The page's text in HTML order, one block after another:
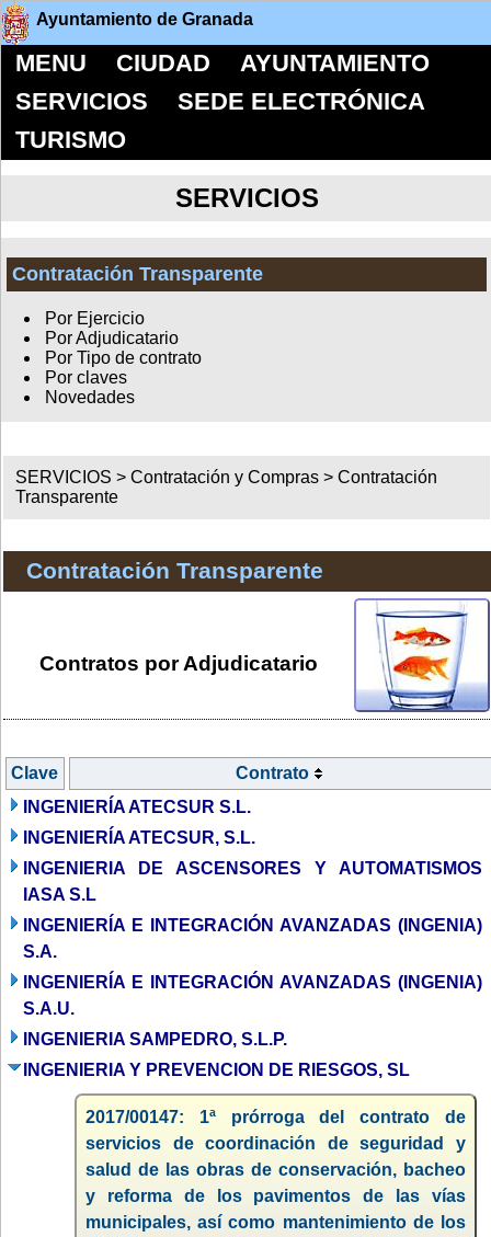
Ayuntamiento de Granada
MENU CIUDAD
AYUNTAMIENTO
SERVICIOS
SEDE ELECTRÓNICA
TURISMO
SERVICIOS
Contratación Transparente
Por Ejercicio
Por Adjudicatario
Por Tipo de contrato
Por claves
Novedades
SERVICIOS >Contratación y Compras >Contratación
Transparente
Contratación Transparente
Contratos por Adjudicatario
Clave
Contrato
INGENIERÍA ATECSUR S.L.
INGENIERÍA ATECSUR, S.L.
INGENIERIA DE ASCENSORES Y AUTOMATISMOS
IASA S.L
INGENIERÍA E INTEGRACIÓN AVANZADAS (INGENIA)
S.A.
INGENIERÍA E INTEGRACIÓN AVANZADAS (INGENIA)
S.A.U.
INGENIERIA SAMPEDRO, S.L.P.
INGENIERIA Y PREVENCION DE RIESGOS, SL
2017/00147: 1ª prórroga del contrato de
servicios de coordinación de seguridad y
salud de las obras de conservación, bacheo
y reforma de los pavimentos de las vías
municipales, así como mantenimiento de los